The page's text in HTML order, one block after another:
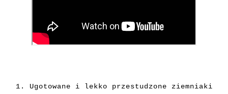
1. Ugotowane i lekko przestudzone ziemniaki